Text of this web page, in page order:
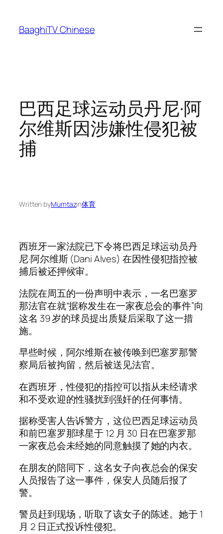
content
BaaghiTV Chinese
巴西足球运动员丹尼·阿
尔维斯因涉嫌性侵犯被
捕
Written byMumtazin体育
西班牙一家法院已下令将巴西足球运动员丹
尼·阿尔维斯 (Dani Alves) 在因性侵犯指控被
捕后被还押候审。
法院在周五的一份声明中表示，一名巴塞罗
那法官在就“据称发生在一家夜总会的事件”向
这名 39 岁的球员提出质疑后采取​​了这一措
施。
早些时候，阿尔维斯在被传唤到巴塞罗那警
察局后被拘留，然后被送见法官。
在西班牙，性侵犯的指控可以指从未经请求
和不受欢迎的性骚扰到强奸的任何事情。
据称受害人告诉警方，这位巴西足​​球运动员
和前巴塞罗那球星于 12 月 30 日在巴塞罗那
一家夜总会未经她的同意触摸了她的内衣。
在朋友的陪同下，这名女子向夜总会的保安
人员报告了这一事件，保安人员随后报了
警。
警员赶到现场，听取了该女子的陈述。她于 1
月 2 日正式投诉性侵犯。